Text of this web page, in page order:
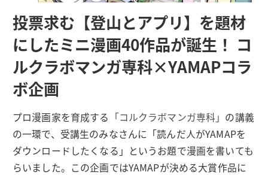
投票求む【登山とアプリ】を題材
にしたミニ漫画40作品が誕生！ コ
ルクラボマンガ専科×YAMAPコラ
ボ企画
プロ漫画家を育成する 「コルクラボマンガ専科」 の講義
の一環で、受講生のみなさんに「読んだ人がYAMAPを
ダウンロードしたくなる」というお題で漫画を書いても
らいました。この企画ではYAMAPが決める大賞作品に